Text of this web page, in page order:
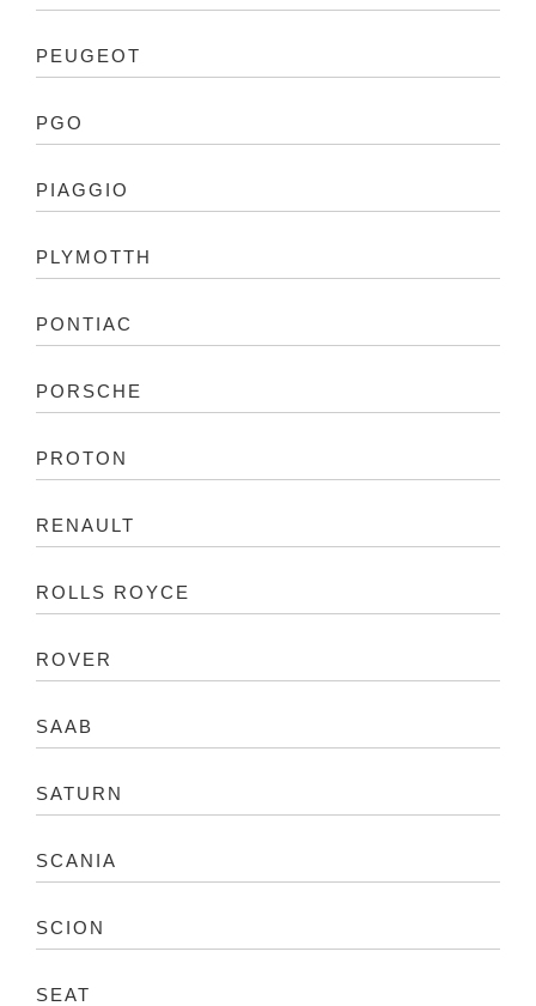
PEUGEOT
PGO
PIAGGIO
PLYMOTTH
PONTIAC
PORSCHE
PROTON
RENAULT
ROLLS ROYCE
ROVER
SAAB
SATURN
SCANIA
SCION
SEAT